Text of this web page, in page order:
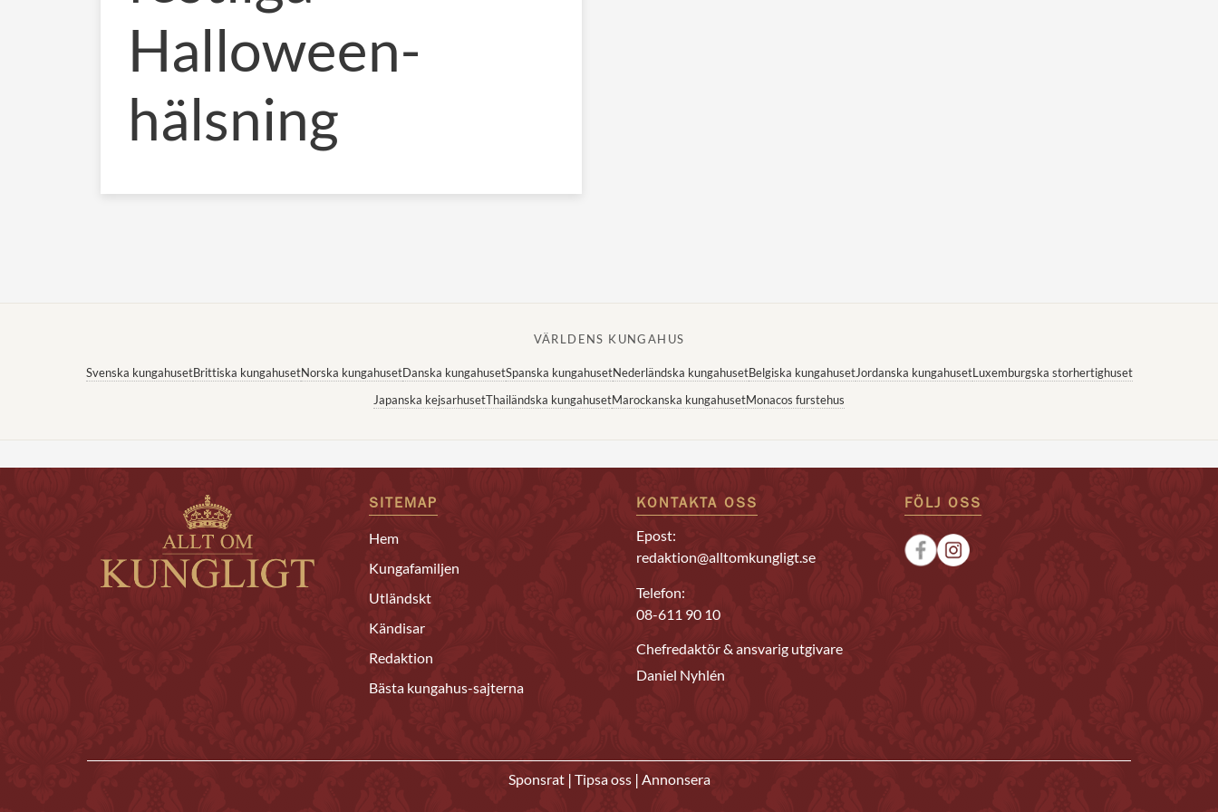
Halloween-
hälsning
VÄRLDENS KUNGAHUS
Svenska kungahusetBrittiska kungahusetNorska kungahusetDanska kungahusetSpanska kungahusetNederländska kungahusetBelgiska kungahusetJordanska kungahusetLuxemburgska storhertighuset
Japanska kejsarhusetThailändska kungahusetMarockanska kungahusetMonacos furstehus
SITEMAP
Hem
Kungafamiljen
Utländskt
Kändisar
Redaktion
Bästa kungahus-sajterna
KONTAKTA OSS
Epost:
redaktion@alltomkungligt.se
Telefon:
08-611 90 10
Chefredaktör & ansvarig utgivare
Daniel Nyhlén
FÖLJ OSS
Sponsrat | Tipsa oss | Annonsera